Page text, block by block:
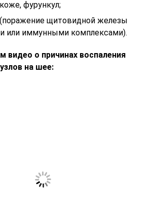
фурункул;
щитовидной железы
или иммунными комплексами).
видео о причинах воспаления
на шее: